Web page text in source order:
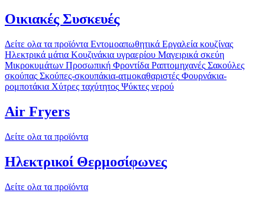
Οικιακές Συσκευές
Δείτε ολα τα προϊόντα Εντομοαπωθητικά Εργαλεία κουζίνας
Ηλεκτρικά μάτια Κουζινάκια υγραερίου Μαγειρικά σκεύη
Μικροκυμάτων Προσωπική Φροντίδα Ραπτομηχανές Σακούλες
σκούπας Σκούπες-σκουπάκια-ατμοκαθαριστές Φουρνάκια-
ρομποτάκια Χύτρες ταχύτητος Ψύκτες νερού
Air Fryers
Δείτε ολα τα προϊόντα
Ηλεκτρικοί Θερμοσίφωνες
Δείτε ολα τα προϊόντα